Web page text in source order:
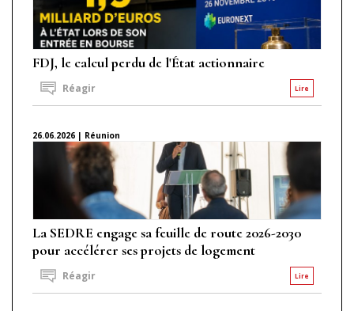
FDJ, le calcul perdu de l'État actionnaire
Lire
Réagir
26.06.2026 | Réunion
La SEDRE engage sa feuille de route 2026-2030
pour accélérer ses projets de logement
Lire
Réagir